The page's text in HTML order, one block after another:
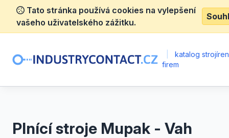
Tato stránka používá cookies na vylepšení
vašeho uživatelského zážitku.
katalog
firem
Plnící stroje Mupak - Vah